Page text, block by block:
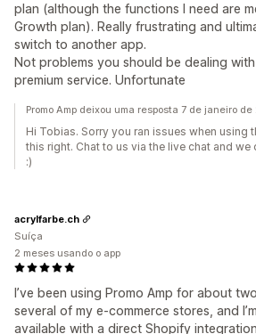
plan (although the functions I need are
Growth plan). Really frustrating and
switch to another app.
Not problems you should be dealing
premium service. Unfortunate
Promo Amp deixou uma resposta 7 de janeiro
Hi Tobias. Sorry you ran issues when using
this right. Chat to us via the live chat and
:)
I’ve been using Promo Amp for about
several of my e-commerce stores, and
available with a direct Shopify
acrylfarbe.ch
Suíça
2 meses usando o app